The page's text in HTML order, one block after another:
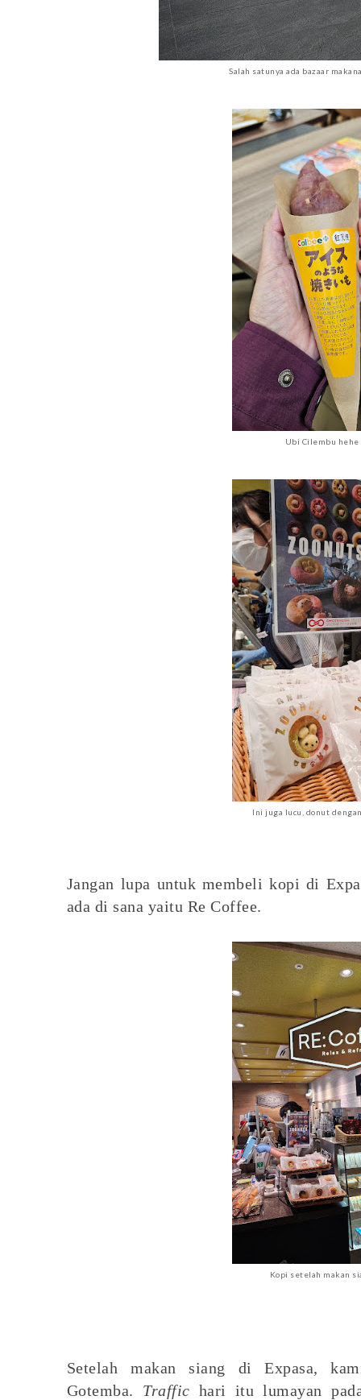
Salah satunya ada bazaar
Ubi Cilembu hehe
Ini juga lucu, donut
Jangan lupa untuk membeli kopi di
ada di sana yaitu Re Coffee.
Kopi setelah makan
Setelah makan siang di Expasa,
Gotemba. Traffic hari itu lumayan